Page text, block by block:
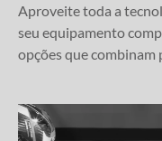
Aproveite toda a
seu equipamento
opções que combinam